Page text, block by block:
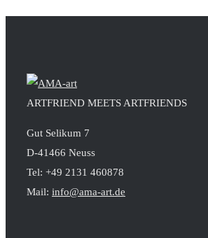
ARTFRIEND MEETS ARTFRIENDS
Gut Selikum 7
D-41466 Neuss
Tel: +49 2131 460878
Mail: info@ama-art.de